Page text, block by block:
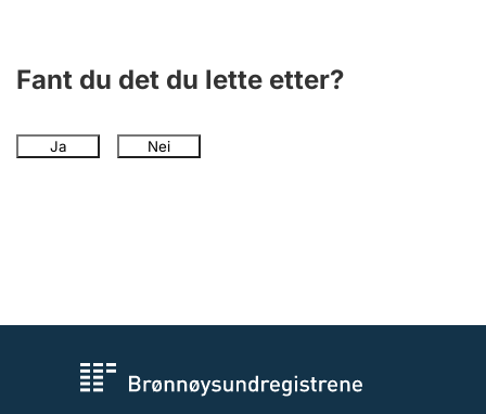
Fant du det du lette etter?
Ja Nei